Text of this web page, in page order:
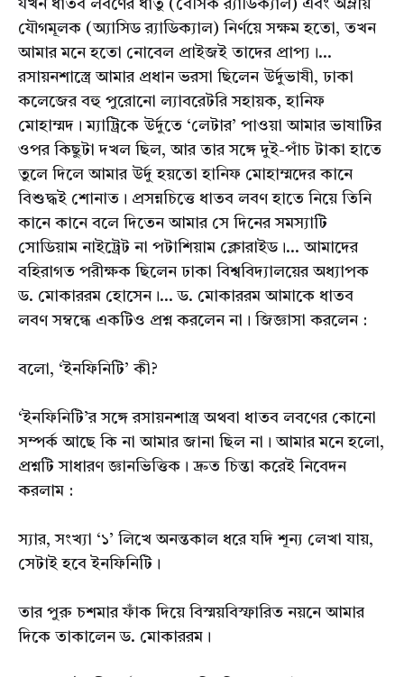
যখন ধাতব লবণের ধাতু (বেসিক র‌্যাডিক্যাল) এবং অম্লীয়
যৌগমূলক (অ্যাসিড র‌্যাডিক্যাল) নির্ণয়ে সক্ষম হতো, তখন
আমার মনে হতো নোবেল প্রাইজই তাদের প্রাপ্য।...
রসায়নশাস্ত্রে আমার প্রধান ভরসা ছিলেন উর্দুভাষী, ঢাকা
কলেজের বহু পুরোনো ল্যাবরেটরি সহায়ক, হানিফ
মোহাম্মদ। ম্যাট্রিকে উর্দুতে ‘লেটার’ পাওয়া আমার ভাষাটির
ওপর কিছুটা দখল ছিল, আর তার সঙ্গে দুই-পাঁচ টাকা হাতে
তুলে দিলে আমার উর্দু হয়তো হানিফ মোহাম্মদের কানে
বিশুদ্ধই শোনাত। প্রসন্নচিত্তে ধাতব লবণ হাতে নিয়ে তিনি
কানে কানে বলে দিতেন আমার সে দিনের সমস্যাটি
সোডিয়াম নাইট্রেট না পটাশিয়াম ক্লোরাইড।... আমাদের
বহিরাগত পরীক্ষক ছিলেন ঢাকা বিশ্ববিদ্যালয়ের অধ্যাপক
ড. মোকাররম হোসেন।... ড. মোকাররম আমাকে ধাতব
লবণ সম্বন্ধে একটিও প্রশ্ন করলেন না। জিজ্ঞাসা করলেন :
বলো, ‘ইনফিনিটি’ কী?
‘ইনফিনিটি’র সঙ্গে রসায়নশাস্ত্র অথবা ধাতব লবণের কোনো
সম্পর্ক আছে কি না আমার জানা ছিল না। আমার মনে হলো,
প্রশ্নটি সাধারণ জ্ঞানভিত্তিক। দ্রুত চিন্তা করেই নিবেদন
করলাম :
স্যার, সংখ্যা ‘১’ লিখে অনন্তকাল ধরে যদি শূন্য লেখা যায়,
সেটাই হবে ইনফিনিটি।
তার পুরু চশমার ফাঁক দিয়ে বিস্ময়বিস্ফারিত নয়নে আমার
দিকে তাকালেন ড. মোকাররম।